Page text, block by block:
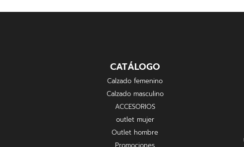
CATÁLOGO
Calzado femenino
Calzado masculino
ACCESORIOS
outlet mujer
Outlet hombre